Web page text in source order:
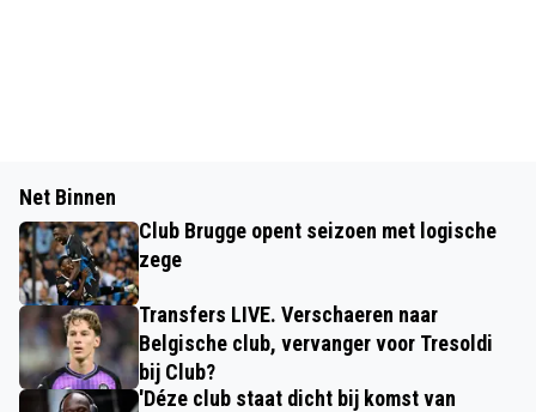
Net Binnen
Club Brugge opent seizoen met logische
zege
Transfers LIVE. Verschaeren naar
Belgische club, vervanger voor Tresoldi
bij Club?
'Déze club staat dicht bij komst van